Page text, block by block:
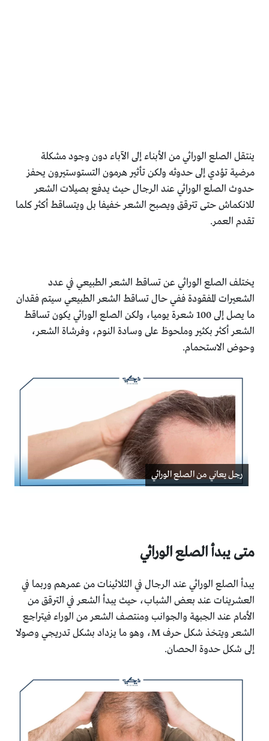
ينتقل الصلع الوراثي من الأبناء إلى الآباء دون وجود مشكلة
مرضية تؤدي إلى حدوثه ولكن تأثير هرمون التستوستيرون يحفز
حدوث الصلع الوراثي عند الرجال حيث يدفع بصيلات الشعر
للانكماش حتى تترقق ويصبح الشعر خفيفا بل ويتساقط أكثر كلما
تقدم العمر.
يختلف الصلع الوراثي عن تساقط الشعر الطبيعي في عدد
الشعيرات المفقودة ففي حال تساقط الشعر الطبيعي سيتم فقدان
ما يصل إلى 100 شعرة يوميا، ولكن الصلع الوراثي يكون تساقط
الشعر أكثر بكثير وملحوظ على وسادة النوم، وفرشاة الشعر،
وحوض الاستحمام.
رجل يعاني من الصلع الوراثي
متى يبدأ الصلع الوراثي
يبدأ الصلع الوراثي عند الرجال في الثلاثينات من عمرهم وربما في
العشرينات عند بعض الشباب، حيث يبدأ الشعر في الترقق من
الأمام عند الجبهة والجوانب ومنتصف الشعر من الوراء فيتراجع
الشعر ويتخذ شكل حرف M، وهو ما يزداد بشكل تدريجي وصولا
إلى شكل حدوة الحصان.